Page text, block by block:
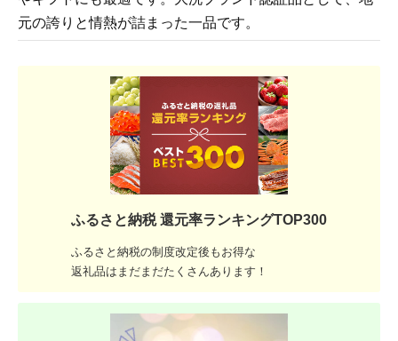
元の誇りと情熱が詰まった一品です。
ふるさと納税 還元率ランキングTOP300
ふるさと納税の制度改定後もお得な
返礼品はまだまだたくさんあります！